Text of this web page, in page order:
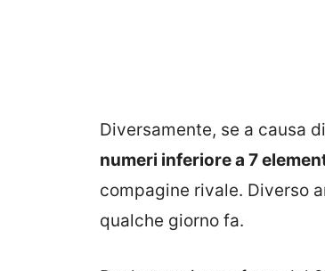
Diversamente, se a causa
numeri inferiore a 7
compagine rivale. Diverso
qualche giorno fa.